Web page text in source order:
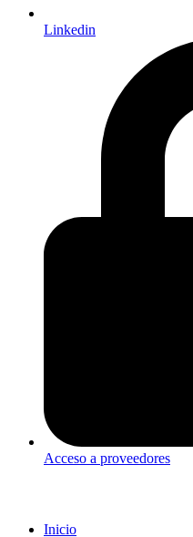
Linkedin
Acceso a proveedores
Inicio